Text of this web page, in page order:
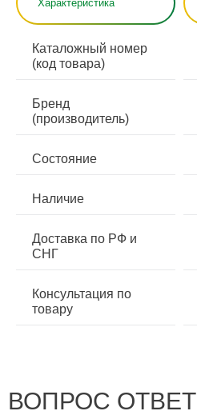
Характеристика
Каталожный номер
(код товара)
Бренд
(производитель)
Состояние
Наличие
Доставка по РФ и
СНГ
Консультация по
товару
ВОПРОС ОТВЕТ